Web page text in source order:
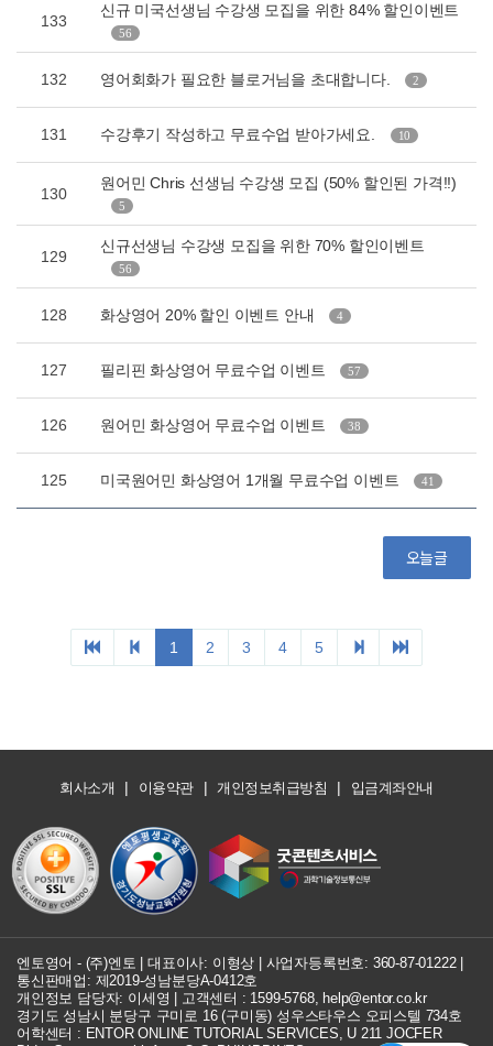
133
신규 미국선생님 수강생 모집을 위한 84% 할인이벤트
56
132 영어회화가 필요한 블로거님을 초대합니다. 2
131 수강후기 작성하고 무료수업 받아가세요. 10
130
원어민 Chris 선생님 수강생 모집 (50% 할인된 가격!!)
5
129
신규선생님 수강생 모집을 위한 70% 할인이벤트
56
128 화상영어 20% 할인 이벤트 안내 4
127 필리핀 화상영어 무료수업 이벤트 57
126 원어민 화상영어 무료수업 이벤트 38
125 미국원어민 화상영어 1개월 무료수업 이벤트 41
오늘글
1 2 3 4 5
회사소개 | 이용약관 | 개인정보취급방침 | 입금계좌안내
엔토영어 - (주)엔토 | 대표이사: 이형상 | 사업자등록번호: 360-87-01222|
통신판매업: 제2019-성남분당A-0412호
개인정보 담당자: 이세영 | 고객센터 : 1599-5768, help@entor.co.kr
경기도 성남시 분당구 구미로 16 (구미동) 성우스타우스 오피스텔 734호
어학센터 : ENTOR ONLINE TUTORIAL SERVICES, U 211 JOCFER